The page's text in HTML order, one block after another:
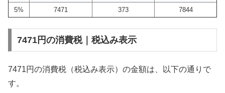
5%
7471 373 7844
7471円の消費税｜税込み表示
7471円の消費税（税込み表示）の金額は、以下の通りで
す。